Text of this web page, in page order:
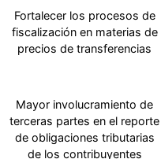
Fortalecer los procesos de
fiscalización en materias de
precios de transferencias
Mayor involucramiento de
terceras partes en el reporte
de obligaciones tributarias
de los contribuyentes